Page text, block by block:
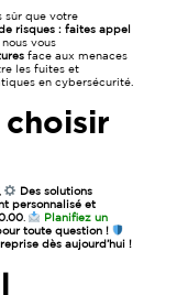
sûr que votre
risques : faites appel
, nous vous
face aux menaces
les fuites et
en cybersécurité.
choisir
Des solutions
personnalisé et
.
Planifiez un
toute question !
dès aujourd’hui !